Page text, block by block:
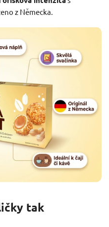
z Německa.
tak